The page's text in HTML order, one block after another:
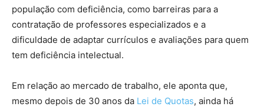
população com deficiência, como barreiras para a
contratação de professores especializados e a
dificuldade de adaptar currículos e avaliações para quem
tem deficiência intelectual.
Em relação ao mercado de trabalho, ele aponta que,
mesmo depois de 30 anos da Lei de Quotas, ainda há